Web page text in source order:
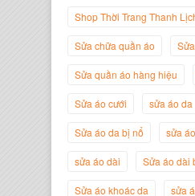
Nguyễn
Nguyễn
Shop Thời Trang Thanh
Sửa chữa quần áo
Sửa quần áo hàng hiệu
Sửa áo cưới sửa áo da
Sửa áo da bị nổ sửa
sửa áo dài Sửa áo dài
Sửa áo khoác da sửa